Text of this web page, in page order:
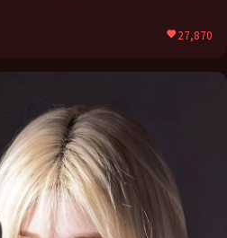
27,870